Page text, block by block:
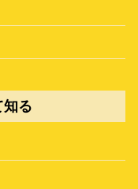
知る